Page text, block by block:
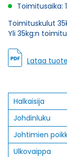
Toimitusaika:
Toimituskulut
Yli 35kg:n
Lataa
Halkaisija
Johdinluku
Johtimien
Ulkovaippa